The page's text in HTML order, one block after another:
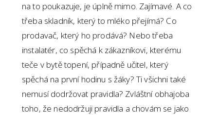
na to poukazuje, je úplně mimo. Zajímavé. A co
třeba skladník, který to mléko přejímá? Co
prodavač, který ho prodává? Nebo třeba
instalatér, co spěchá k zákazníkovi, kterému
teče v bytě topení, případně učitel, který
spěchá na první hodinu s žáky? Ti všichni také
nemusí dodržovat pravidla? Zvláštní obhajoba
toho, že nedodržuji pravidla a chovám se jako